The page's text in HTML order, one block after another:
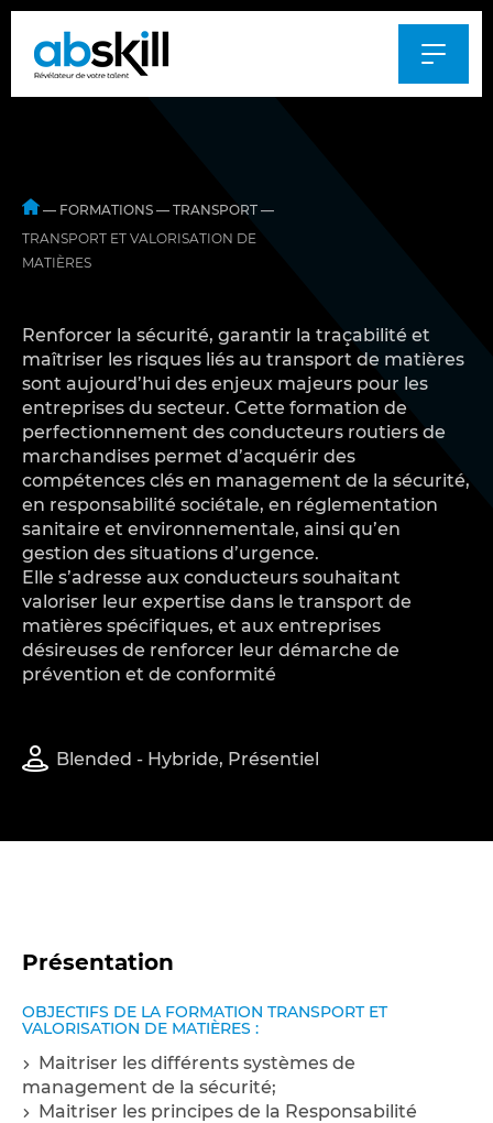
— FORMATIONS — TRANSPORT —
TRANSPORT ET VALORISATION DE
MATIÈRES
Renforcer la sécurité, garantir la traçabilité et
maîtriser les risques liés au transport de matières
sont aujourd’hui des enjeux majeurs pour les
entreprises du secteur. Cette formation de
perfectionnement des conducteurs routiers de
marchandises permet d’acquérir des
compétences clés en management de la sécurité,
en responsabilité sociétale, en réglementation
sanitaire et environnementale, ainsi qu’en
gestion des situations d’urgence.
Elle s’adresse aux conducteurs souhaitant
valoriser leur expertise dans le transport de
matières spécifiques, et aux entreprises
désireuses de renforcer leur démarche de
prévention et de conformité
Blended - Hybride, Présentiel
Présentation
OBJECTIFS DE LA FORMATION TRANSPORT ET
VALORISATION DE MATIÈRES :
Maitriser les différents systèmes de
management de la sécurité;
Maitriser les principes de la Responsabilité